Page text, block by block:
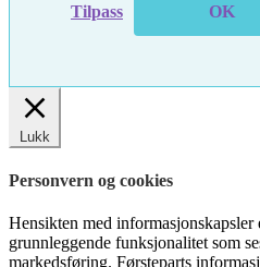
Tilpass OK
Lukk
Personvern og cookies
Hensikten med
grunnleggende funksjonalitet som
markedsføring. Førsteparts